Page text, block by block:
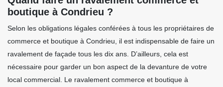
boutique à Condrieu ?
Selon les obligations légales conférées à tous les propriétaires de
commerce et boutique à Condrieu, il est indispensable de faire un
ravalement de façade tous les dix ans. D’ailleurs, cela est
nécessaire pour garder un bon aspect de la devanture de votre
local commercial. Le ravalement commerce et boutique à